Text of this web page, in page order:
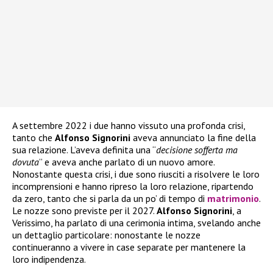
A settembre 2022 i due hanno vissuto una profonda crisi,
tanto che Alfonso Signorini aveva annunciato la fine della
sua relazione. L’aveva definita una “decisione sofferta ma
dovuta” e aveva anche parlato di un nuovo amore.
Nonostante questa crisi, i due sono riusciti a risolvere le loro
incomprensioni e hanno ripreso la loro relazione, ripartendo
da zero, tanto che si parla da un po’ di tempo di matrimonio.
Le nozze sono previste per il 2027. Alfonso Signorini , a
Verissimo, ha parlato di una cerimonia intima, svelando anche
un dettaglio particolare: nonostante le nozze
continueranno a vivere in case separate per mantenere la
loro indipendenza.